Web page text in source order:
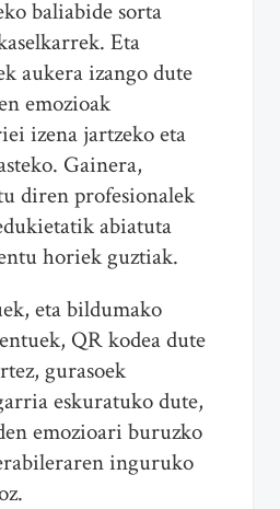
baliabide sorta
Eta
aukera izango dute
emozioak
izena jartzeko eta
Gainera,
diren profesionalek
abiatuta
horiek guztiak.
eta bildumako
QR kodea dute
gurasoek
eskuratuko dute,
emozioari buruzko
inguruko